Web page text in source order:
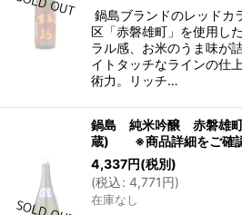
鍋島ブランドのレッドカ
区「赤磐雄町」を使用し
ラル感、お米のうま味が
イトタッチなラインの仕
術力。リッチ…
鍋島 純米吟醸 赤磐
蔵) ※商品詳細をご確
4,337円(税別)
(税込: 4,771円)
在庫なし